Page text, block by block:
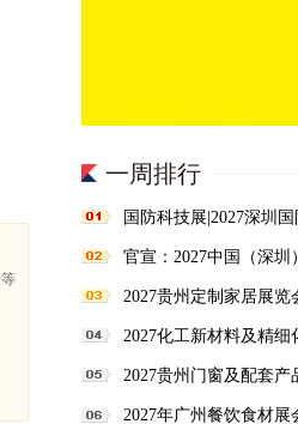
一周排行
国防科技展|2027深圳
日启幕
官宣：2027中国（深圳
子博览会
2027贵州定制家居展览
2027化工新材料及精细
览会定档苏州
2027贵州门窗及配套产
函
2027年广州餐饮食材展